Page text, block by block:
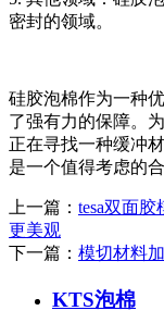
密封的领域。
硅胶泡棉作为一种
了强有力的保障。
正在寻找一种缓冲
是一个值得考虑的
上一篇： tesa双面
更美观
下一篇： 模切材料
KTS泡棉